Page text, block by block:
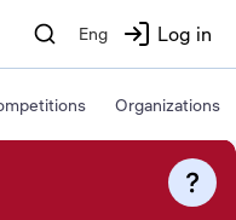
Eng Log in
Organizations